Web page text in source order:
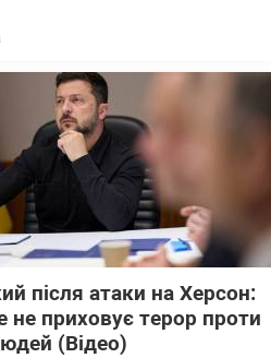
після атаки на Херсон:
не приховує терор проти
(Відео)